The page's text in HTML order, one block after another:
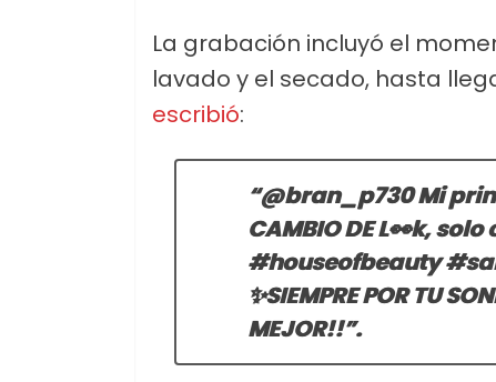
La grabación incluyó el
lavado y el secado, hasta
escribió:
“@bran_p730 Mi
CAMBIO DE L👀k,
#houseofbeauty
✨SIEMPRE POR TU
MEJOR!!”.